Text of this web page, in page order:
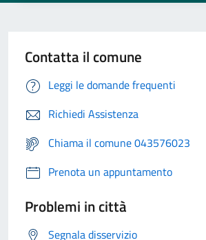
Contatta il comune
Leggi le domande frequenti
Richiedi Assistenza
Chiama il comune 043576023
Prenota un appuntamento
Problemi in città
Segnala disservizio